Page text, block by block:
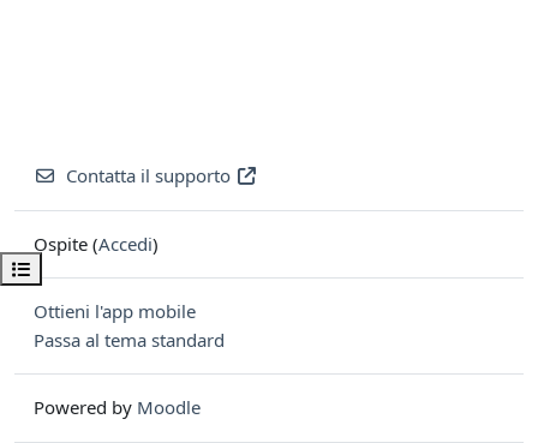
Apri indice del corso
Contatta il supporto
Ospite (Accedi)
Ottieni l'app mobile
Passa al tema standard
Powered by Moodle